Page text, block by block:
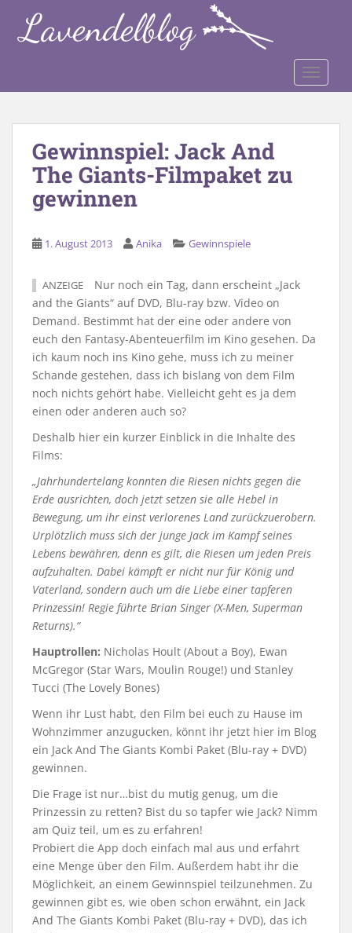
Gewinnspiel: Jack And
The Giants-Filmpaket zu
gewinnen
1. August 2013 Anika Gewinnspiele
ANZEIGE
Nur noch ein Tag, dann erscheint „Jack
and the Giants“ auf DVD, Blu-ray bzw. Video on
Demand. Bestimmt hat der eine oder andere von
euch den Fantasy-Abenteuerfilm im Kino gesehen. Da
ich kaum noch ins Kino gehe, muss ich zu meiner
Schande gestehen, dass ich bislang von dem Film
noch nichts gehört habe. Vielleicht geht es ja dem
einen oder anderen auch so?
Deshalb hier ein kurzer Einblick in die Inhalte des
Films:
„Jahrhundertelang konnten die Riesen nichts gegen die
Erde ausrichten, doch jetzt setzen sie alle Hebel in
Bewegung, um ihr einst verlorenes Land zurückzuerobern.
Urplötzlich muss sich der junge Jack im Kampf seines
Lebens bewähren, denn es gilt, die Riesen um jeden Preis
aufzuhalten. Dabei kämpft er nicht nur für König und
Vaterland, sondern auch um die Liebe einer tapferen
Prinzessin! Regie führte Brian Singer (X-Men, Superman
Returns).“
Hauptrollen: Nicholas Hoult (About a Boy), Ewan
McGregor (Star Wars, Moulin Rouge!) und Stanley
Tucci (The Lovely Bones)
Wenn ihr Lust habt, den Film bei euch zu Hause im
Wohnzimmer anzugucken, könnt ihr jetzt hier im Blog
ein Jack And The Giants Kombi Paket (Blu-ray + DVD)
gewinnen.
Die Frage ist nur…bist du mutig genug, um die
Prinzessin zu retten? Bist du so tapfer wie Jack? Nimm
am Quiz teil, um es zu erfahren!
Probiert die App doch einfach mal aus und erfahrt
eine Menge über den Film. Außerdem habt ihr die
Möglichkeit, an einem Gewinnspiel teilzunehmen. Zu
gewinnen gibt es, wie oben schon erwähnt, ein Jack
And The Giants Kombi Paket (Blu-ray + DVD), das ich